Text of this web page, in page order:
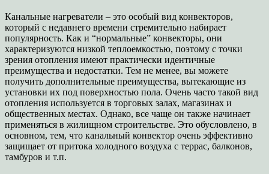
Канальные нагреватели – это особый вид конвекторов,
который с недавнего времени стремительно набирает
популярность. Как и “нормальные” конвекторы, они
характеризуются низкой теплоемкостью, поэтому с точки
зрения отопления имеют практически идентичные
преимущества и недостатки. Тем не менее, вы можете
получить дополнительные преимущества, вытекающие из
установки их под поверхностью пола. Очень часто такой вид
отопления используется в торговых залах, магазинах и
общественных местах. Однако, все чаще он также начинает
применяться в жилищном строительстве. Это обусловлено, в
основном, тем, что канальный конвектор очень эффективно
защищает от притока холодного воздуха с террас, балконов,
тамбуров и т.п.